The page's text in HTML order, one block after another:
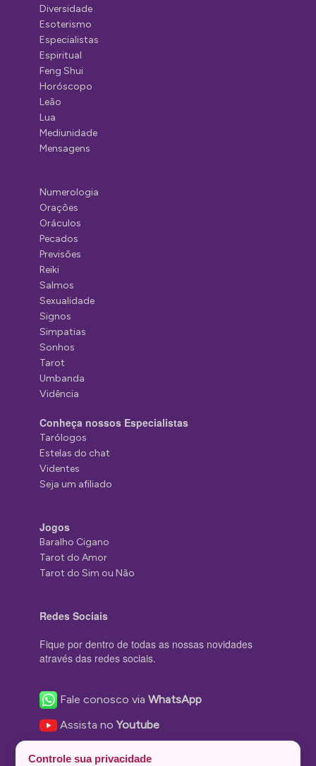
Diversidade
Esoterismo
Especialistas
Espiritual
Feng Shui
Horóscopo
Leão
Lua
Mediunidade
Mensagens
Numerologia
Orações
Oráculos
Pecados
Previsões
Reiki
Salmos
Sexualidade
Signos
Simpatias
Sonhos
Tarot
Umbanda
Vidência
Conheça nossos Especialistas
Tarólogos
Estelas do chat
Videntes
Seja um afiliado
Jogos
Baralho Cigano
Tarot do Amor
Tarot do Sim ou Não
Redes Sociais
Fique por dentro de todas as nossas novidades
através das redes sociais.
Fale conosco viaWhatsApp
Assista noYoutube
Controle sua privacidade